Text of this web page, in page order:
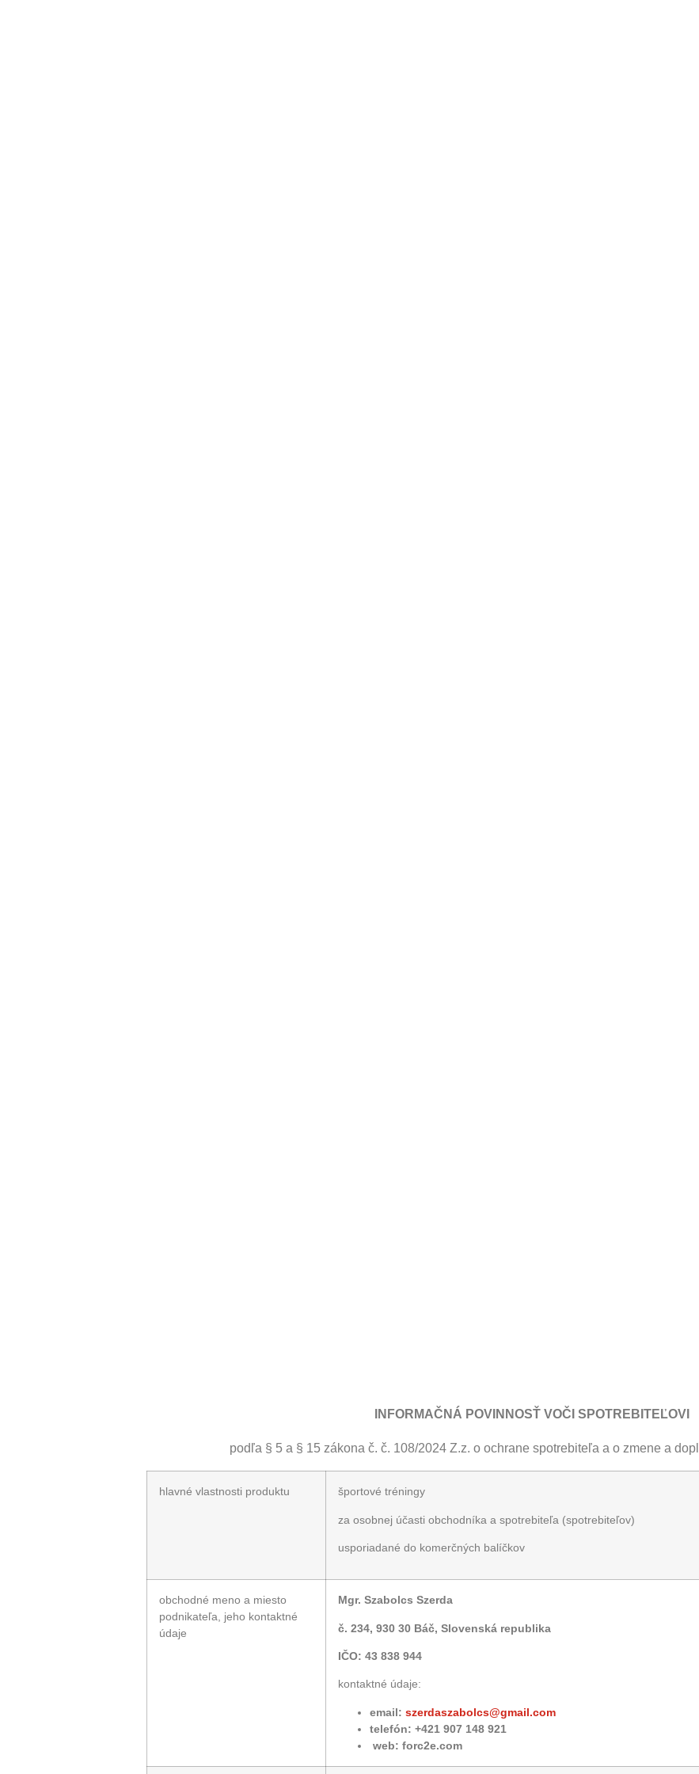
INFORMAČNÁ POVINNOSŤ VOČI SPOTREBITEĽOVI
podľa § 5 a § 15 zákona č. č. 108/2024 Z.z. o ochrane spotrebiteľa a o zmene a
hlavné vlastnosti produktu športové tréningy
za osobnej účasti obchodníka a spotrebiteľa (spotrebiteľov)
usporiadané do komerčných balíčkov
obchodné meno a miesto
podnikateľa, jeho kontaktné
údaje
Mgr. Szabolcs Szerda
č. 234, 930 30 Báč, Slovenská republika
IČO: 43 838 944
kontaktné údaje:
email: szerdaszabolcs@gmail.com
telefón: +421 907 148 921
web: forc2e.com